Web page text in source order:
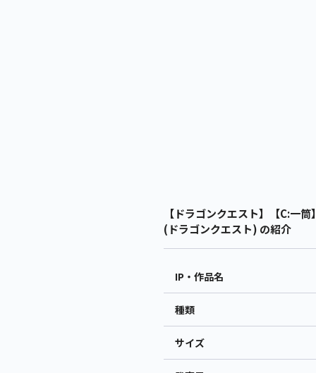
【ドラゴンクエスト】【C:一
(ドラゴンクエスト) の紹介
IP・作品名
種類
サイズ